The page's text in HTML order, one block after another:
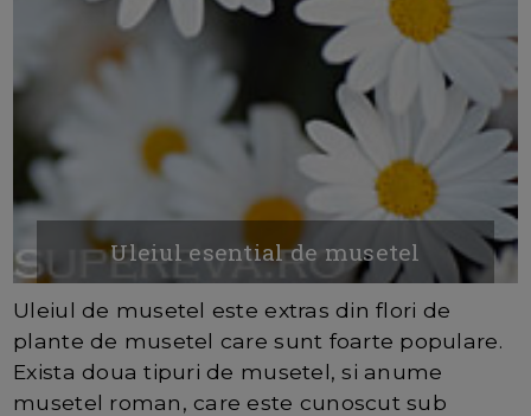
Uleiul esential de musetel
Uleiul de musetel este extras din flori de
plante de musetel care sunt foarte populare.
Exista doua tipuri de musetel, si anume
musetel roman, care este cunoscut sub